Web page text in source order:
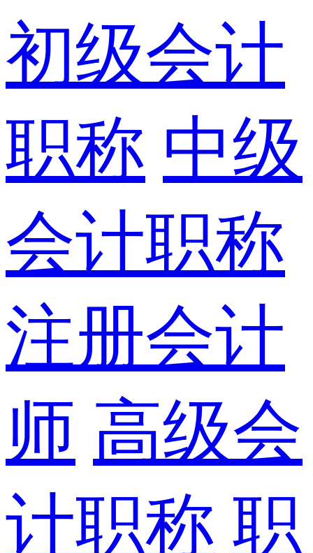
初级会计
职称 中级
会计职称
注册会计
师 高级会
计职称 职